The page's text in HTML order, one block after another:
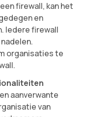
firewall, kan het
en
Iedere firewall
organisaties te
aanverwante
van